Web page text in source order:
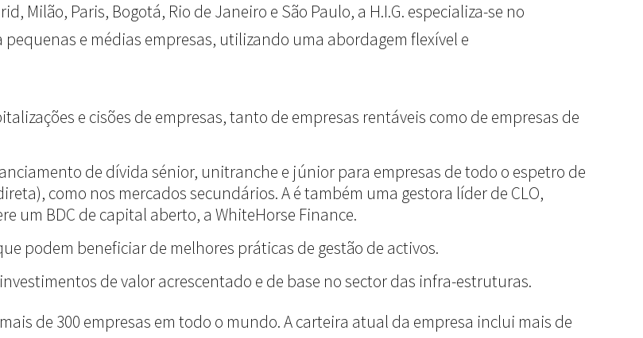
Milão, Paris, Bogotá, Rio de Janeiro e São Paulo, a H.I.G. especializa-se no
e médias empresas, utilizando uma abordagem flexível e
e cisões de empresas, tanto de empresas rentáveis como de empresas de
de dívida sénior, unitranche e júnior para empresas de todo o espetro de
como nos mercados secundários. A é também uma gestora líder de CLO,
um BDC de capital aberto, a WhiteHorse Finance.
podem beneficiar de melhores práticas de gestão de activos.
de valor acrescentado e de base no sector das infra-estruturas.
de 300 empresas em todo o mundo. A carteira atual da empresa inclui mais de